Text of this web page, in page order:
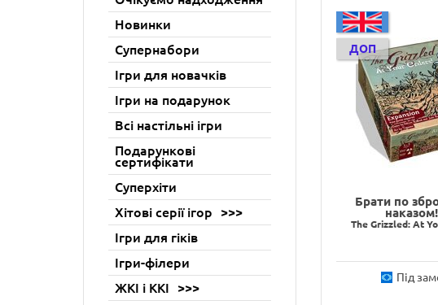
Новинки
Супернабори
Ігри для новачків
Ігри на подарунок
Всі настільні ігри
Подарункові
сертифікати
Суперхіти
Хітові серії ігор
Ігри для гіків
Ігри-філери
ЖКІ і ККІ
ДОП
Брати по
The Grizzled: At
Під